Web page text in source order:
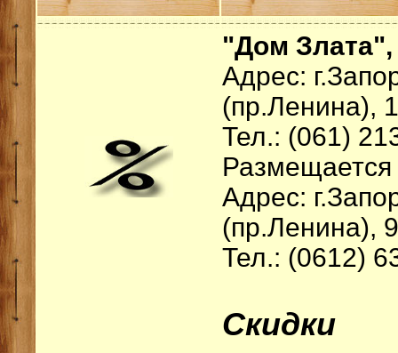
"Дом Злата",
Адрес:
(пр.Ленина),
Тел.: (061)
Адрес:
(пр.Ленина),
Тел.: (0612)
Скидки